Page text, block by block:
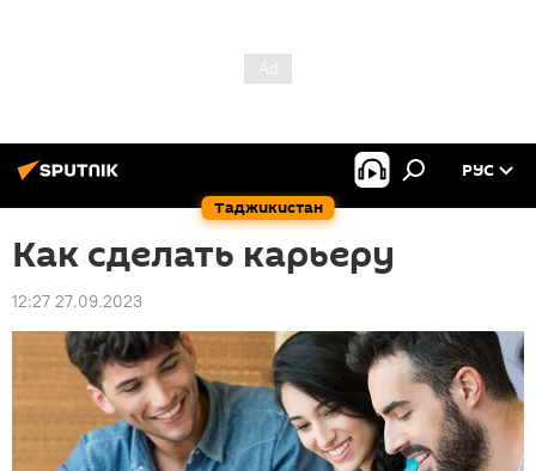
Таджикистан
РУС
Как сделать карьеру
12:27 27.09.2023